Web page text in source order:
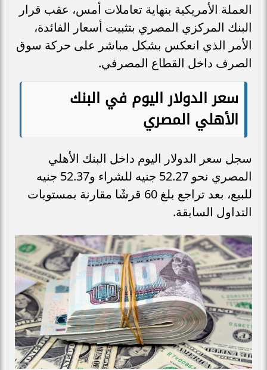
العملة الأمريكية بنهاية تعاملات أمس، عقب قرار
البنك المركزي المصري بتثبيت أسعار الفائدة،
الأمر الذي انعكس بشكل مباشر على حركة سوق
الصرف داخل القطاع المصرفي.
سعر الدولار اليوم في البنك
الأهلي المصري
سجل سعر الدولار اليوم داخل البنك الأهلي
المصري نحو 52.27 جنيه للشراء و52.37 جنيه
للبيع، بعد تراجع بلغ 60 قرشًا مقارنة بمستويات
التداول السابقة.